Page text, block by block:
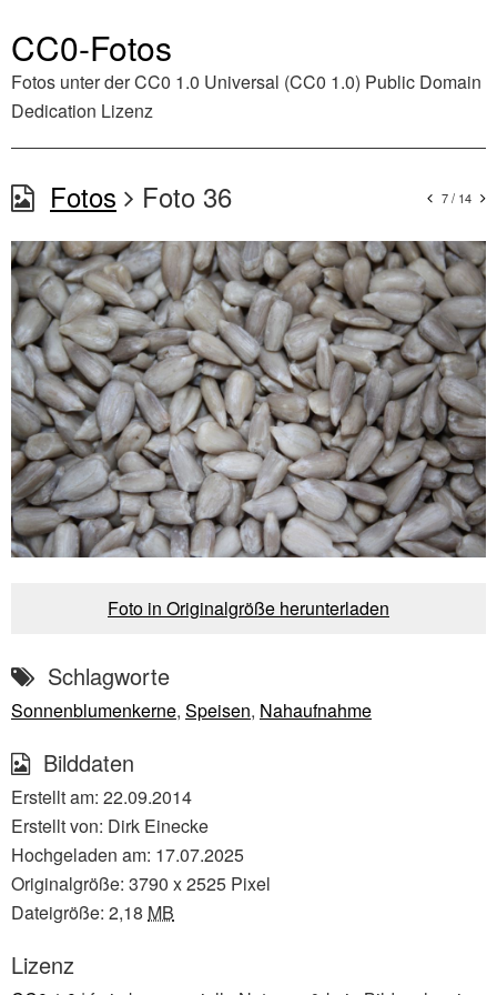
CC0-Fotos
Fotos unter derCC0 1.0 Universal (CC0 1.0) Public Domain
Dedication Lizenz
Fotos Foto 36 7 / 14
Foto in Originalgröße herunterladen
Schlagworte
Sonnenblumenkerne, Speisen, Nahaufnahme
Bilddaten
Erstellt am: 22.09.2014
Erstellt von: Dirk Einecke
Hochgeladen am: 17.07.2025
Originalgröße: 3790 x2525 Pixel
Dateigröße: 2,18 MB
Lizenz